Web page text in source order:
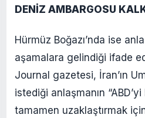
DENİZ AMBARGOSU
Hürmüz Boğazı’nda ise
aşamalara gelindiği ifade
Journal gazetesi, İran’ın
istediği anlaşmanın
tamamen uzaklaştırmak